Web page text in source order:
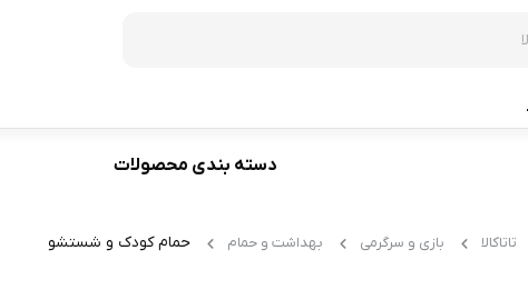
دسته بندی محصولات
تاتاکالا بازی و سرگرمی بهداشت و حمام حمام کودک و شستشو